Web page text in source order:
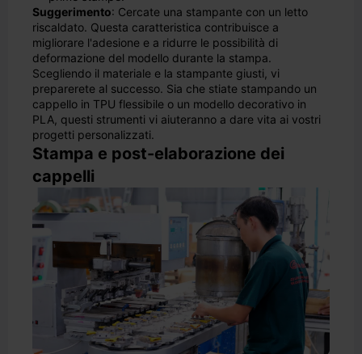
Suggerimento: Cercate una stampante con un letto
riscaldato. Questa caratteristica contribuisce a
migliorare l'adesione e a ridurre le possibilità di
deformazione del modello durante la stampa.
Scegliendo il materiale e la stampante giusti, vi
preparerete al successo. Sia che stiate stampando un
cappello in TPU flessibile o un modello decorativo in
PLA, questi strumenti vi aiuteranno a dare vita ai vostri
progetti personalizzati.
Stampa e post-elaborazione dei
cappelli